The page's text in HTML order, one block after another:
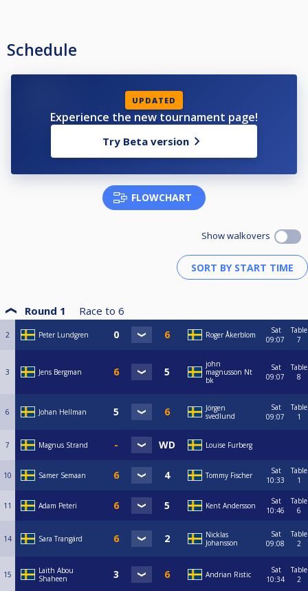
Schedule
UPDATED
Experience the new tournament page!
Try Beta version
FLOWCHART
Show walkovers
Round 1 Race to 6
2 Peter Lundgren Roger Åkerblom
Sat
09:07
Table
7
3 Jens Bergman
john
magnusson Nt
bk
Sat
09:07
Table
8
6 Johan Hellman
Jörgen
svedlund
Sat
09:07
Table
1
7 Magnus Strand Louise Furberg
10 Samer Semaan Tommy Fischer
Sat
10:33
Table
1
11 Adam Peteri Kent Andersson
Sat
10:46
Table
6
14 Sara Trangärd
Nicklas
Johansson
Sat
09:08
Table
2
15
Laith Abou
Shaheen
Andrian Ristic
Sat
10:34
Table
2